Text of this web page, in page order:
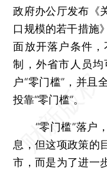
政府办公厅发布《
口规模的若干措施
面放开落户条件
制，外省市人员
户“零门槛”，并且
投靠“零门槛”。
“零门槛”落户，
息，但这项政策的
市，而是为了进一